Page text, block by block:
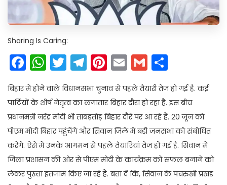
Sharing Is Caring:
Facebook
WhatsApp
Twitter
Telegram
Pinterest
EmailGmail
बिहार में होने वाले विधानसभा चुनाव से पहले तैयारी तेज हो गई है. कई
पार्टियों के शीर्ष नेतृत्व का लगातार बिहार दौरा हो रहा है. इस बीच
प्रधानमंत्री नरेंद्र मोदी भी ताबड़तोड़ बिहार दौरे पर आ रहे हैं. 20 जून को
पीएम मोदी बिहार पहुंचेंगे और सिवान जिले में बड़ी जनसभा को संबोधित
करेंगे. ऐसे में उनके आगमन से पहले तैयारियां तेज हो गई है. सिवान में
जिला प्रशासन की ओर से पीएम मोदी के कार्यक्रम को सफल बनाने को
लेकर पुख्ता इंतजाम किए जा रहे हैं. बता दें कि, सिवान के पचरुखी प्रखंड